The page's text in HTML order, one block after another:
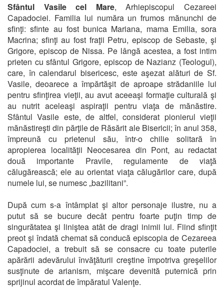
Sfântul Vasile cel Mare, Arhiepiscopul Cezareei
Capadociei. Familia lui număra un frumos mănunchi de
sfinţi: sfinte au fost bunica Mariana, mama Emilia, sora
Macrina; sfinţi au fost fraţii Petru, episcop de Sebaste, şi
Grigore, episcop de Nissa. Pe lângă acestea, a fost intim
prieten cu sfântul Grigore, episcop de Nazianz (Teologul),
care, în calendarul bisericesc, este aşezat alături de Sf.
Vasile, deoarece a împărtăşit de aproape strădaniile lui
pentru sfinţirea vieţii, au avut aceeaşi formaţie culturală şi
au nutrit aceleaşi aspiraţii pentru viaţa de mănăstire.
Sfântul Vasile este, de altfel, considerat pionierul vieţii
mănăstireşti din părţile de Răsărit ale Bisericii; în anul 358,
împreună cu prietenul său, într-o chilie solitară în
apropierea localităţii Neocesarea din Pont, au redactat
două importante Pravile, regulamente de viaţă
călugărească; ele au orientat viaţa călugărilor care, după
numele lui, se numesc „bazilitani”.
După cum s-a întâmplat şi altor personaje ilustre, nu a
putut să se bucure decât pentru foarte puţin timp de
singurătatea şi liniştea atât de dragi inimii lui. Fiind sfinţit
preot şi îndată chemat să conducă episcopia de Cezareea
Capadociei, a trebuit să se consacre cu toate puterile
apărării adevărului învăţăturii creştine împotriva greşelilor
susţinute de arianism, mişcare devenită puternică prin
sprijinul acordat de împăratul Valenţe.